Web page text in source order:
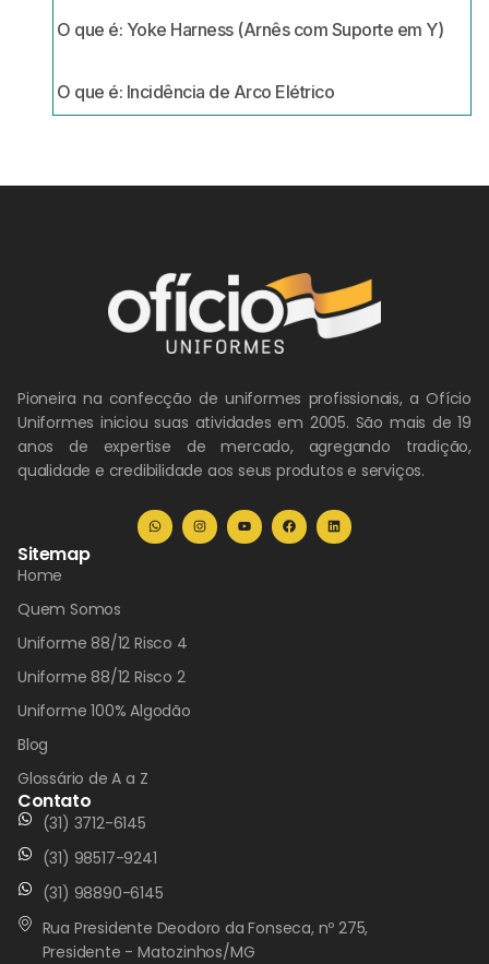
O que é: Yoke Harness (Arnês com Suporte em Y)
O que é: Incidência de Arco Elétrico
Pioneira na confecção de uniformes profissionais, a Ofício
Uniformes iniciou suas atividades em 2005. São mais de 19
anos de expertise de mercado, agregando tradição,
qualidade e credibilidade aos seus produtos e serviços.
Sitemap
Home
Quem Somos
Uniforme 88/12 Risco 4
Uniforme 88/12 Risco 2
Uniforme 100% Algodão
Blog
Glossário de A a Z
Contato
(31) 3712-6145
(31) 98517-9241
(31) 98890-6145
Rua Presidente Deodoro da Fonseca, nº 275,
Presidente - Matozinhos/MG